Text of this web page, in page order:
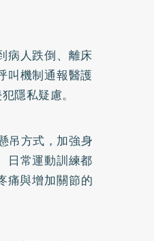
病人跌倒、離床
叫機制通報醫護
隱私疑慮。
吊方式，加強身
日常運動訓練都
痛與增加關節的